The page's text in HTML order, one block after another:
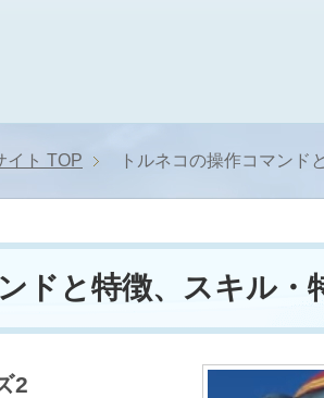
イト TOP トルネコの操作コマンド
ドと特徴、スキル・
2